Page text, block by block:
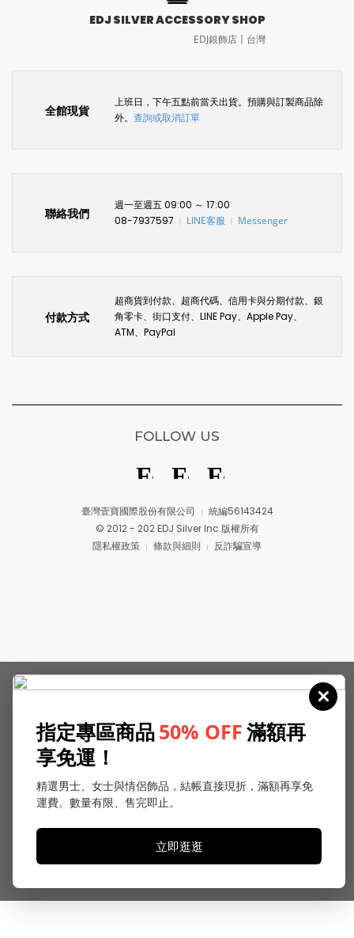
EDJ SILVER ACCESSORY SHOP
EDJ銀飾店〡台灣
全館現貨
上班日，下午五點前當天出貨。預購與訂製商品除
外。 查詢或取消訂單
聯絡我們
週一至週五 09:00 ～ 17:00
08-7937597
LINE客服 Messenger
付款方式
超商貨到付款、超商代碼、信用卡與分期付款、銀
角零卡、街口支付、LINE Pay、Apple Pay、
ATM、PayPal
臺灣壹寶國際股份有限公司
統編56143424
© 2012 - 202 EDJ Silver Inc.版權所有
隱私權政策
條款與細則 反詐騙宣導
FOLLOW US
指定專區商品50% OFF滿額再
享免運！
精選男士、女士與情侶飾品，結帳直接現折，滿額再享免
運費。數量有限、售完即止。
立即逛逛